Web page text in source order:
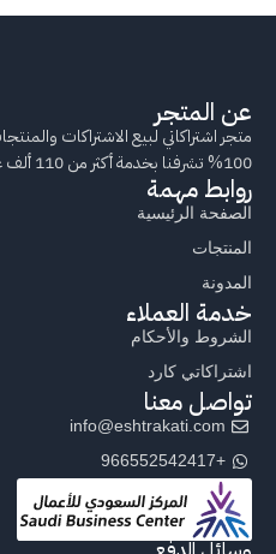
عن المتجر
متجر اشتراكاتي لبيع الاشتراكات
100% تشرفنا بخدمة أكثر من 110 ألف عميل.
روابط مهمة
الصفحة الرئيسية
المنتجات
المدونة
خدمة العملاء
الشروط والأحكام
اشتراكاتي كارد
تواصل معنا
info@eshtrakati.com
+966552542417